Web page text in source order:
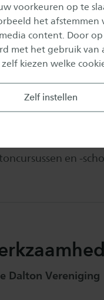
voorkeuren op te
het afstemmen
content. Door
met het gebruik van
kiezen welke
Zelf instellen
van het
samen met Patrick
in het
onderzoek zijn
opgericht om de
verder uit te
2017 is Otten-
en -
Dalton Vereniging